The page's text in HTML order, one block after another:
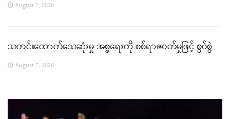
August 7, 2026
သတင်းထောက်သေဆုံးမှု အစ္စရေးကို စစ်ရာဇဝတ်မှုဖြင့် စွပ်စွဲ
August 7, 2026